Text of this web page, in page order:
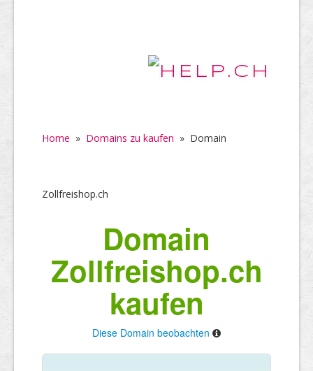
Home » Domains zu kaufen » Domain
Zollfreishop.ch
Domain
Zollfreishop.ch
kaufen
Diese Domain beobachten